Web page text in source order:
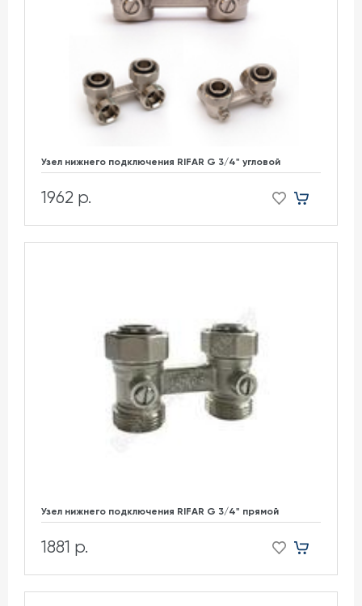
Узел нижнего подключения RIFAR G 3/4" угловой
1962 р.
Узел нижнего подключения RIFAR G 3/4" прямой
1881 р.